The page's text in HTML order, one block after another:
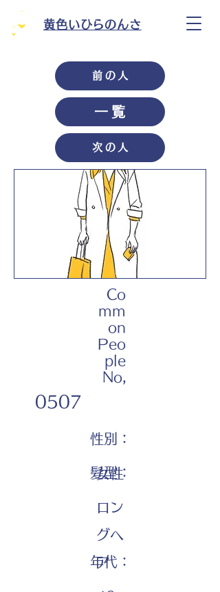
黄色いひらのんさ
前の人
一覧
次の人
Co
mm
on
Peo
ple
No,
0507
性別：
女性
髪型：
ロン
グヘ
ア
年代：